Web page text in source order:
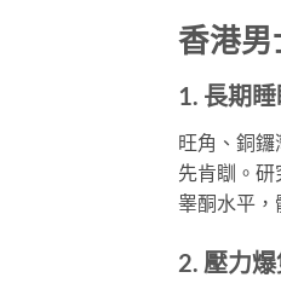
香港
1. 長期
旺角、銅
先肯瞓。
睾酮水平，
2. 壓力